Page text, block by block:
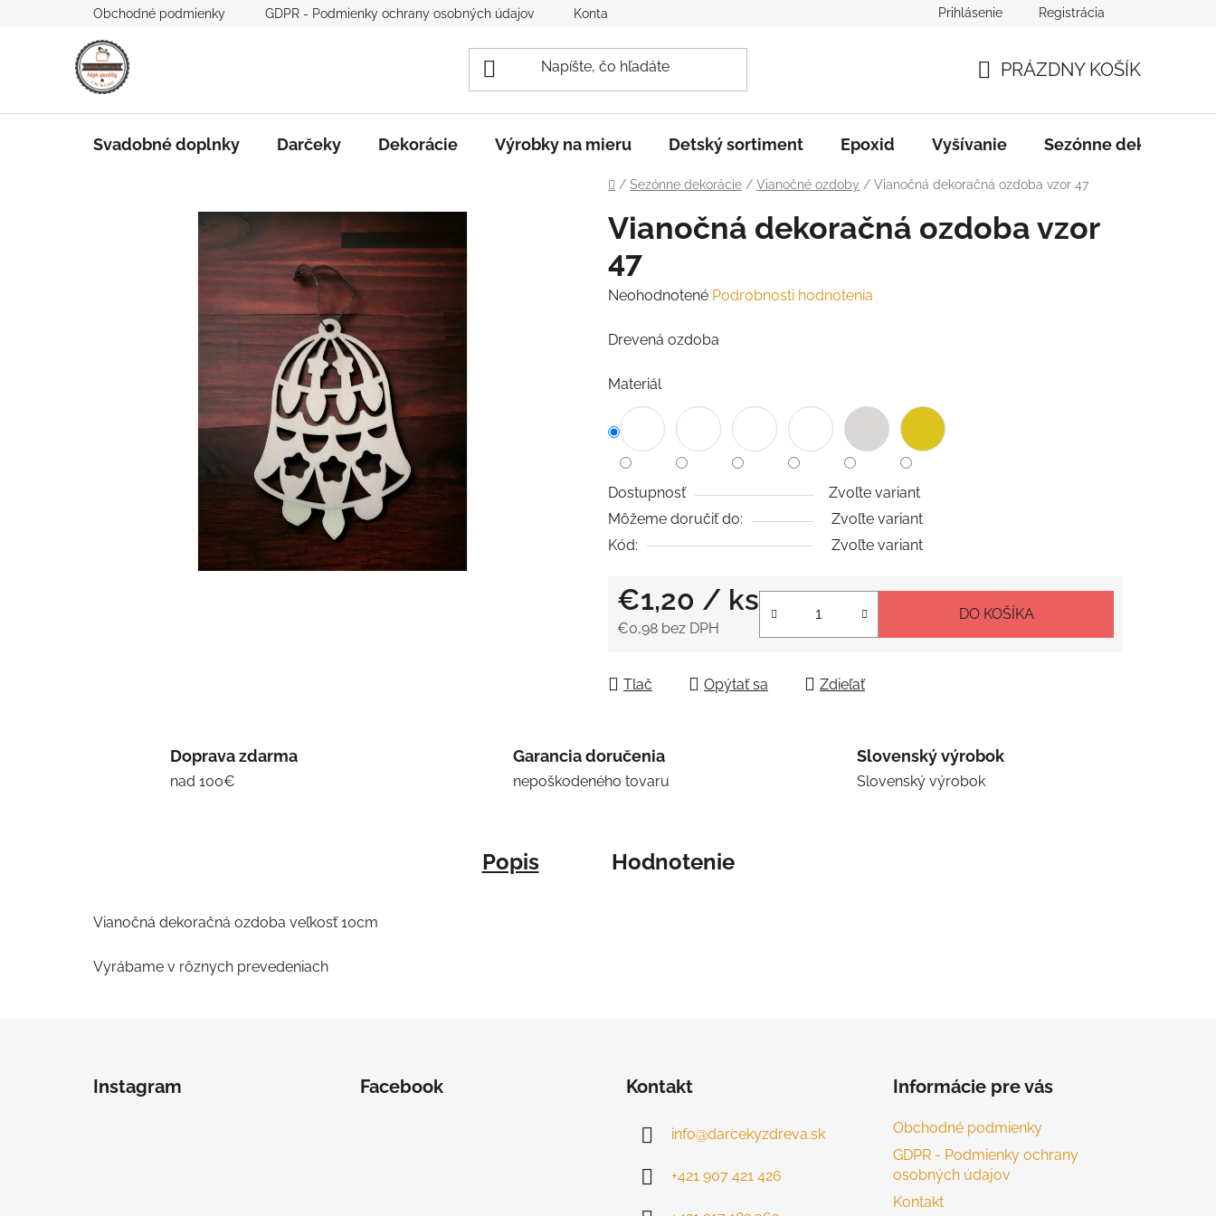
Obchodné podmienky GDPR - Podmienky ochrany osobných údajov Kontakt B2B Spolupráca
Prihlásenie Registrácia
KOŠÍK
PRÁZDNY KOŠÍK
Svadobné doplnky Darčeky Dekorácie Výrobky na mieru Detský sortiment Epoxid Vyšívanie Sezónne dekorácie
Domov
/ Sezónne dekorácie / Vianočné ozdoby / Vianočná dekoračná ozdoba vzor 47
Vianočná dekoračná ozdoba vzor
47
Priemerné
produktu
0,0
5
hviezdičiek.
Neohodnotené Podrobnosti hodnotenia
Drevená ozdoba
Materiál
Dostupnosť
Zvoľte variant
Môžeme doručiť do:
Zvoľte variant
Kód:
Zvoľte variant
€1,20 / ks
€0,98 bez DPH
DO KOŠÍKA
Tlač Opýtať sa Zdieľať
Doprava zdarma
nad 100€
Garancia doručenia
nepoškodeného tovaru
Slovenský výrobok
Slovenský výrobok
Popis Hodnotenie
Vianočná dekoračná ozdoba veľkosť 10cm
Vyrábame v rôznych prevedeniach
Instagram Facebook Kontakt
info@darcekyzdreva.sk
+421 907 421 426
Informácie pre vás
Obchodné podmienky
GDPR - Podmienky ochrany
osobných údajov
Kontakt